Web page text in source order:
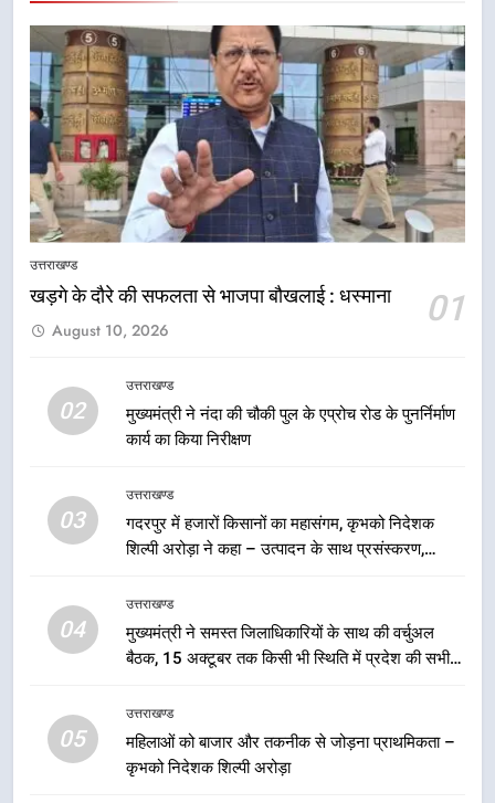
उत्तराखण्ड
खड़गे के दौरे की सफलता से भाजपा बौखलाई : धस्माना 01
August 10, 2026
02
उत्तराखण्ड
मुख्यमंत्री ने नंदा की चौकी पुल के एप्रोच रोड के पुनर्निर्माण
कार्य का किया निरीक्षण
03
उत्तराखण्ड
गदरपुर में हजारों किसानों का महासंगम, कृभको निदेशक
शिल्पी अरोड़ा ने कहा – उत्पादन के साथ प्रसंस्करण,
04
उत्तराखण्ड
मुख्यमंत्री ने समस्त जिलाधिकारियों के साथ की वर्चुअल
बैठक, 15 अक्टूबर तक किसी भी स्थिति में प्रदेश की सभी
05
उत्तराखण्ड
महिलाओं को बाजार और तकनीक से जोड़ना प्राथमिकता –
कृभको निदेशक शिल्पी अरोड़ा
5
महिलाओं को बाजार और तकनीक से
जोड़ना प्राथमिकता – कृभको निदेशक
शिल्पी अरोड़ा
उत्तराखण्ड
6
उत्तराखण्ड
मिशन शक्ति के तहत बच्चों को वन स्टॉप
सेंटर, पॉक्सो एक्ट और हेल्पलाइन नंबरों की
1
खड़गे के दौरे की सफलता से भाजपा